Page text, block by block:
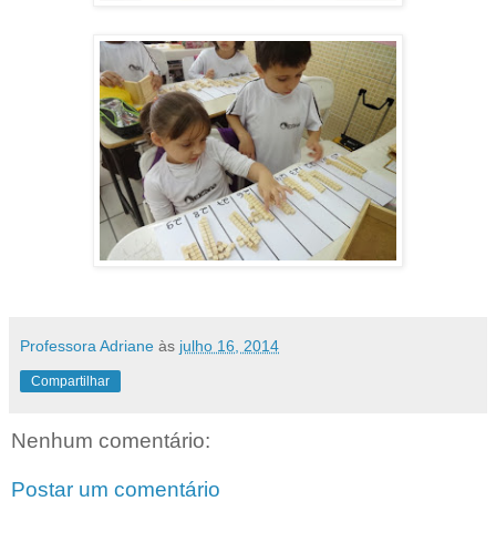
Professora Adriane às julho 16, 2014
Compartilhar
Nenhum comentário:
Postar um comentário